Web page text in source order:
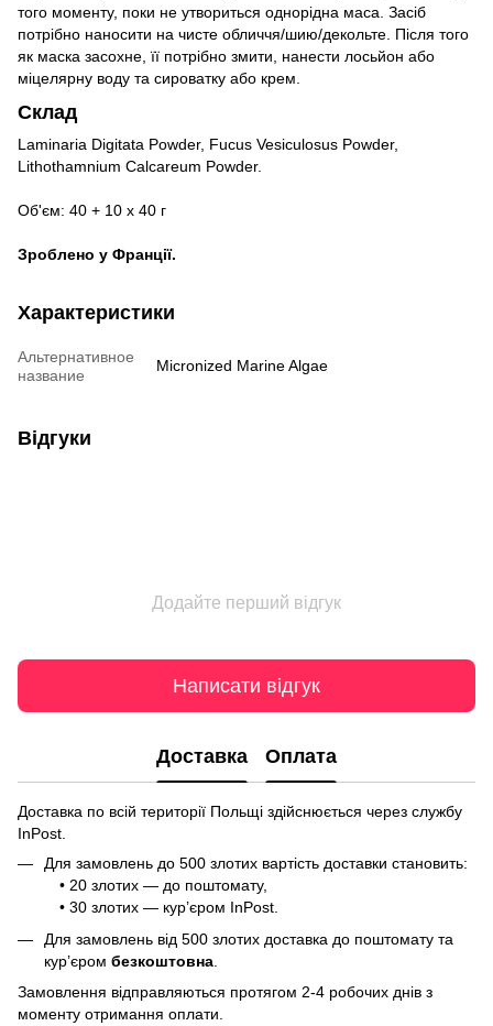
того моменту, поки не утвориться однорідна маса. Засіб
потрібно наносити на чисте обличчя/шию/декольте. Після того
як маска засохне, її потрібно змити, нанести лосьйон або
міцелярну воду та сироватку або крем.
Склад
Laminaria Digitata Powder, Fucus Vesiculosus Powder,
Lithothamnium Calcareum Powder.
Об'єм: 40 + 10 x 40 г
Зроблено у Франції.
Характеристики
Альтернативное
название
Micronized Marine Algae
Відгуки
Додайте перший відгук
Написати відгук
Доставка Оплата
Доставка по всій території Польщі здійснюється через службу
InPost.
Для замовлень до 500 злотих вартість доставки становить:
• 20 злотих — до поштомату,
• 30 злотих — кур’єром InPost.
Для замовлень від 500 злотих доставка до поштомату та
кур’єром безкоштовна
Замовлення відправляються протягом 2-4 робочих днів з
моменту отримання оплати.